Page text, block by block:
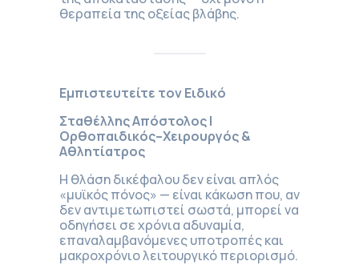
θεραπεία της οξείας βλάβης.
Εμπιστευτείτε τον Ειδικό
Σταθέλλης Απόστολος |
Ορθοπαιδικός–Χειρουργός &
Αθλητίατρος
Η θλάση δικέφαλου δεν είναι απλός
«μυϊκός πόνος» — είναι κάκωση που, αν
δεν αντιμετωπιστεί σωστά, μπορεί να
οδηγήσει σε χρόνια αδυναμία,
επαναλαμβανόμενες υποτροπές και
μακροχρόνιο λειτουργικό περιορισμό.